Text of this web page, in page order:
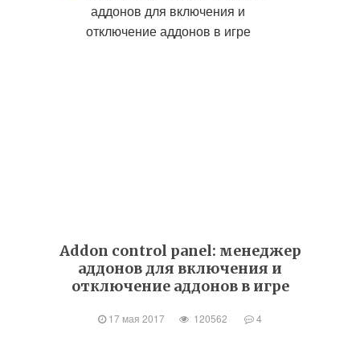
Addon control panel: менеджер
аддонов для включения и
отключение аддонов в игре
17 мая 2017 120562 4